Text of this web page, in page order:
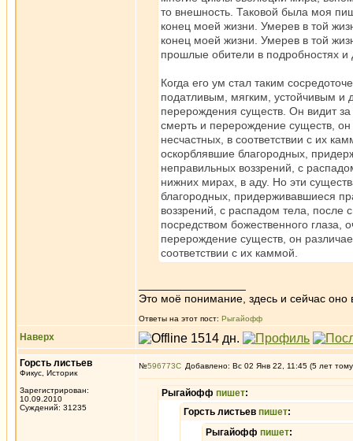
то внешность. Таковой была моя
конец моей жизни. Умерев в той
конец моей жизни. Умерев в той
прошлые обители в подробностях и
Когда его ум стал таким
податливым, мягким, устойчивым и
перерождения существ. Он видит
смерть и перерождение существ,
несчастных, в соответствии с их
оскорблявшие благородных,
неправильных воззрений, с
нижних мирах, в аду. Но эти
благородных, придерживавшиеся
воззрений, с распадом тела, после
посредством божественного глаза,
перерождение существ, он
соответствии с их каммой.
Это моё понимание, здесь и сейчас оно
Ответы на этот пост: Рыгайофф
Наверх
Горсть листьев
Фикус, Историк
Зарегистрирован:
10.09.2010
Суждений: 31235
№596773 Добавлено: Вс 02 Янв 22, 11:45 (5 лет
Рыгайофф пишет:
Горсть листьев пишет:
Рыгайофф пишет: